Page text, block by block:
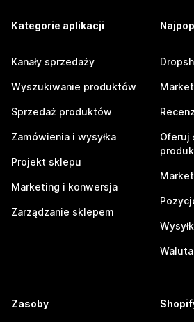
Kategorie aplikacji
Kanały sprzedaży
Wyszukiwanie produktów
Sprzedaż produktów
Zamówienia i wysyłka
Projekt sklepu
Marketing i konwersja
Zarządzanie sklepem
Oferuj
Zasoby